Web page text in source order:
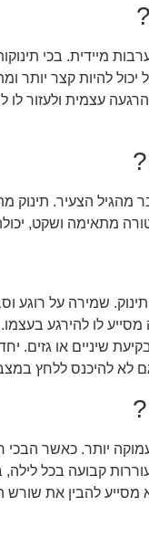
מיידית. בכי
להיות קצר יותר
עצמית ולעזור
מהגיל הצעיר.
מתאימה ושקט, יכולה
שמירה על רוגע
לו להירגע
שיניים או גזים.
לא להיכנס ללחץ
יותר. כאשר הבכי
קבועה בכל
מסייע להבין את